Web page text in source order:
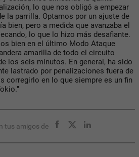
lo que nos obligó a empezar
la parrilla. Optamos por un ajuste de
bien, pero a medida que avanzaba el
lo que lo hizo más desafiante.
bien en el último Modo Ataque
amarilla de todo el circuito
los seis minutos. En general, ha sido
lastrado por penalizaciones fuera de
corregirlo en lo que siempre es un fin
tus amigos de